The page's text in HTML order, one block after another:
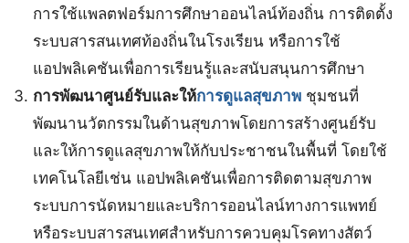
การใช้แพลตฟอร์มการศึกษาออนไลน์ท้องถิ่น การติดตั้ง
ระบบสารสนเทศท้องถิ่นในโรงเรียน หรือการใช้
แอปพลิเคชันเพื่อการเรียนรู้และสนับสนุนการศึกษา
การพัฒนาศูนย์รับและให้การดูแลสุขภาพ ชุมชนที่
พัฒนานวัตกรรมในด้านสุขภาพโดยการสร้างศูนย์รับ
และให้การดูแลสุขภาพให้กับประชาชนในพื้นที่ โดยใช้
เทคโนโลยีเช่น แอปพลิเคชันเพื่อการติดตามสุขภาพ
ระบบการนัดหมายและบริการออนไลน์ทางการแพทย์
หรือระบบสารสนเทศสำหรับการควบคุมโรคทางสัตว์